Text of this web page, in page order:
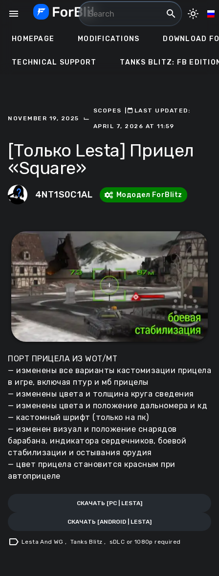
menu search light_mode
HOMEPAGE MODIFICATIONS DOWNLOAD
TECHNICAL SUPPORT TANKS BLITZ: FB
NOVEMBER 19, 2025 ⌙
SCOPES ㅤLAST UPDATED:
APRIL 7, 2026 AT 11:59
[Только Lesta] Прицел
«Square»
4NT1S0C1AL Мододел ForBlitz
ПОРТ ПРИЦЕЛА ИЗ WOT/МТ
— изменены все варианты кастомизации прицела
в игре, включая птур и мб прицелы
— изменены цвета и толщина круга сведения
— изменены цвета и положение дальномера и кд
— кастомный шрифт (только на пк)
— изменен визуал и положение снарядов
барабана, индикатора сердечников, боевой
стабилизации и остывания орудия
— цвет прицела становится красным при
автоприцеле
СКАЧАТЬ [PC | LESTA]
СКАЧАТЬ [ANDROID | LESTA]
label Lesta And WG, Tanks Blitz , sDLC or 1080p required